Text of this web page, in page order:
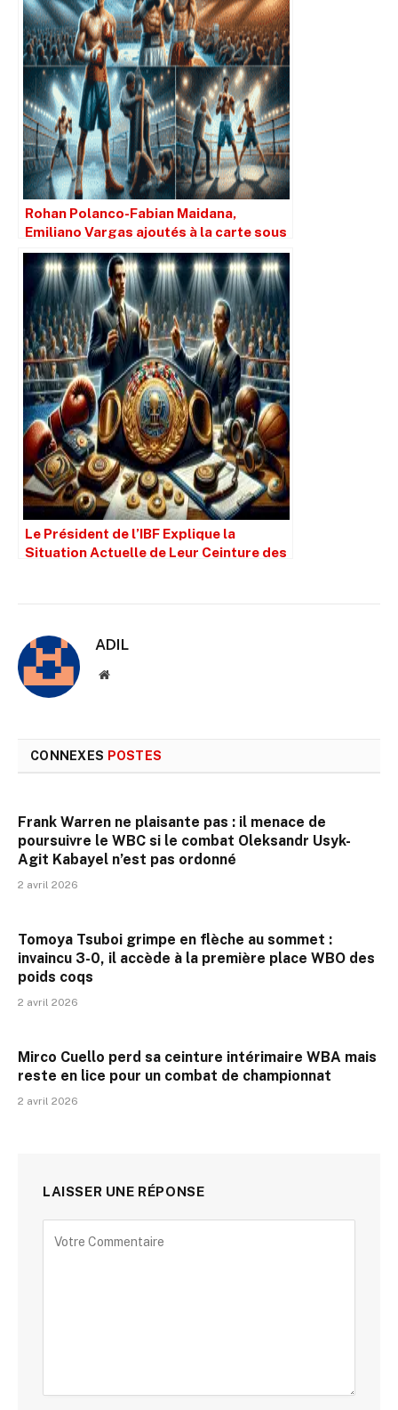
Rohan Polanco-Fabian Maidana,
Emiliano Vargas ajoutés à la carte sous
le combat Inoue-Cardenas
Le Président de l’IBF Explique la
Situation Actuelle de Leur Ceinture des
ADIL
Site
CONNEXES POSTES
Frank Warren ne plaisante pas : il menace de
poursuivre le WBC si le combat Oleksandr Usyk-
Agit Kabayel n’est pas ordonné
2 avril 2026
Tomoya Tsuboi grimpe en flèche au sommet :
invaincu 3-0, il accède à la première place WBO des
poids coqs
2 avril 2026
Mirco Cuello perd sa ceinture intérimaire WBA mais
reste en lice pour un combat de championnat
2 avril 2026
LAISSER UNE RÉPONSE